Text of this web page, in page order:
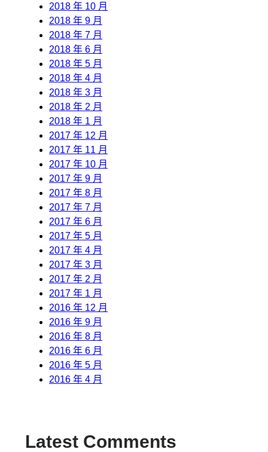
2018 年 10 月
2018 年 9 月
2018 年 7 月
2018 年 6 月
2018 年 5 月
2018 年 4 月
2018 年 3 月
2018 年 2 月
2018 年 1 月
2017 年 12 月
2017 年 11 月
2017 年 10 月
2017 年 9 月
2017 年 8 月
2017 年 7 月
2017 年 6 月
2017 年 5 月
2017 年 4 月
2017 年 3 月
2017 年 2 月
2017 年 1 月
2016 年 12 月
2016 年 9 月
2016 年 8 月
2016 年 6 月
2016 年 5 月
2016 年 4 月
Latest Comments